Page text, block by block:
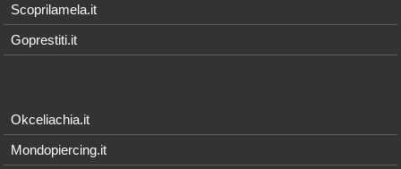
Scoprilamela.it
Goprestiti.it
Okceliachia.it
Mondopiercing.it